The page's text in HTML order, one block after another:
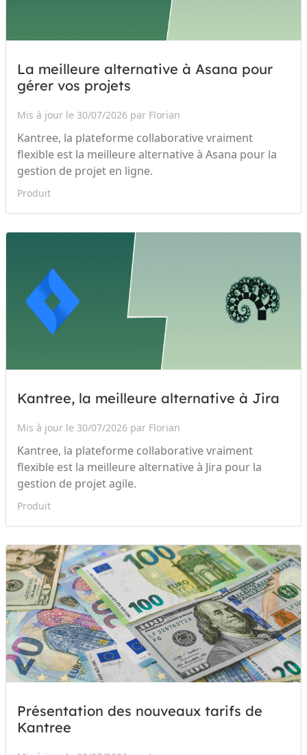
La meilleure alternative à Asana pour
gérer vos projets
Mis à jour le 30/07/2026 par Florian
Kantree, la plateforme collaborative vraiment
flexible est la meilleure alternative à Asana pour la
gestion de projet en ligne.
Produit
Kantree, la meilleure alternative à Jira
Mis à jour le 30/07/2026 par Florian
Kantree, la plateforme collaborative vraiment
flexible est la meilleure alternative à Jira pour la
gestion de projet agile.
Produit
Présentation des nouveaux tarifs de
Kantree